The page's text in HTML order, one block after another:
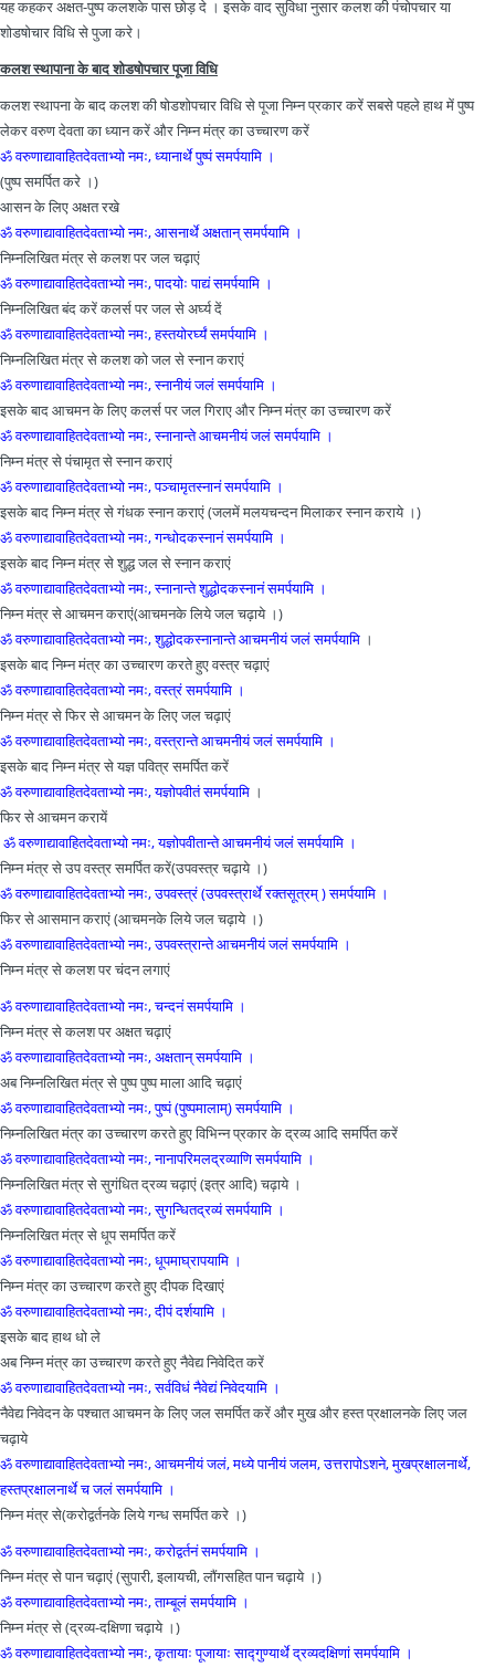
यह कहकर अक्षत-पुष्प कलशके पास छोड़ दे । इसके वाद सुविधा नुसार कलश की पंचोपचार या
शोडषोचार विधि से पुजा करे।
कलश स्थापाना के बाद शोडषोपचार पूजा विधि
कलश स्थापना के बाद कलश की षोडशोपचार विधि से पूजा निम्न प्रकार करें सबसे पहले हाथ में पुष्प
लेकर वरुण देवता का ध्यान करें और निम्न मंत्र का उच्चारण करें
ॐ वरुणाद्यावाहितदेवताभ्यो नमः, ध्यानार्थे पुष्पं समर्पयामि ।
(पुष्प समर्पित करे ।)
आसन के लिए अक्षत रखे
ॐ वरुणाद्यावाहितदेवताभ्यो नमः, आसनार्थे अक्षतान् समर्पयामि ।
निम्नलिखित मंत्र से कलश पर जल चढ़ाएं
ॐ वरुणाद्यावाहितदेवताभ्यो नमः, पादयोः पाद्यं समर्पयामि ।
निम्नलिखित बंद करें कलर्स पर जल से अर्घ्य दें
ॐ वरुणाद्यावाहितदेवताभ्यो नमः, हस्तयोरर्घ्यं समर्पयामि ।
निम्नलिखित मंत्र से कलश को जल से स्नान कराएं
ॐ वरुणाद्यावाहितदेवताभ्यो नमः, स्नानीयं जलं समर्पयामि ।
इसके बाद आचमन के लिए कलर्स पर जल गिराए और निम्न मंत्र का उच्चारण करें
ॐ वरुणाद्यावाहितदेवताभ्यो नमः, स्नानान्ते आचमनीयं जलं समर्पयामि ।
निम्न मंत्र से पंचामृत से स्नान कराएं
ॐ वरुणाद्यावाहितदेवताभ्यो नमः, पञ्चामृतस्नानं समर्पयामि ।
इसके बाद निम्न मंत्र से गंधक स्नान कराएं (जलमें मलयचन्दन मिलाकर स्नान कराये ।)
ॐ वरुणाद्यावाहितदेवताभ्यो नमः, गन्धोदकस्नानं समर्पयामि ।
इसके बाद निम्न मंत्र से शुद्ध जल से स्नान कराएं
ॐ वरुणाद्यावाहितदेवताभ्यो नमः, स्नानान्ते शुद्धोदकस्नानं समर्पयामि ।
निम्न मंत्र से आचमन कराएं(आचमनके लिये जल चढ़ाये ।)
ॐ वरुणाद्यावाहितदेवताभ्यो नमः, शुद्धोदकस्नानान्ते आचमनीयं जलं समर्पयामि ।
इसके बाद निम्न मंत्र का उच्चारण करते हुए वस्त्र चढ़ाएं
ॐ वरुणाद्यावाहितदेवताभ्यो नमः, वस्त्रं समर्पयामि ।
निम्न मंत्र से फिर से आचमन के लिए जल चढ़ाएं
ॐ वरुणाद्यावाहितदेवताभ्यो नमः, वस्त्रान्ते आचमनीयं जलं समर्पयामि ।
इसके बाद निम्न मंत्र से यज्ञ पवित्र समर्पित करें
ॐ वरुणाद्यावाहितदेवताभ्यो नमः, यज्ञोपवीतं समर्पयामि ।
फिर से आचमन करायें
ॐ वरुणाद्यावाहितदेवताभ्यो नमः, यज्ञोपवीतान्ते आचमनीयं जलं समर्पयामि ।
निम्न मंत्र से उप वस्त्र समर्पित करें(उपवस्त्र चढ़ाये ।)
ॐ वरुणाद्यावाहितदेवताभ्यो नमः, उपवस्त्रं (उपवस्त्रार्थे रक्‍तसूत्रम् ) समर्पयामि ।
फिर से आसमान कराएं (आचमनके लिये जल चढ़ाये ।)
ॐ वरुणाद्यावाहितदेवताभ्यो नमः, उपवस्त्रान्ते आचमनीयं जलं समर्पयामि ।
निम्न मंत्र से कलश पर चंदन लगाएं
ॐ वरुणाद्यावाहितदेवताभ्यो नमः, चन्दनं समर्पयामि ।
निम्न मंत्र से कलश पर अक्षत चढ़ाएं
ॐ वरुणाद्यावाहितदेवताभ्यो नमः, अक्षतान्‌ समर्पयामि ।
अब निम्नलिखित मंत्र से पुष्प पुष्प माला आदि चढ़ाएं
ॐ वरुणाद्यावाहितदेवताभ्यो नमः, पुष्पं (पुष्पमालाम्) समर्पयामि ।
निम्नलिखित मंत्र का उच्चारण करते हुए विभिन्न प्रकार के द्रव्य आदि समर्पित करें
ॐ वरुणाद्यावाहितदेवताभ्यो नमः, नानापरिमलद्रव्याणि समर्पयामि ।
निम्नलिखित मंत्र से सुगंधित द्रव्य चढ़ाएं (इत्र आदि) चढ़ाये ।
ॐ वरुणाद्यावाहितदेवताभ्यो नमः, सुगन्धितद्रव्यं समर्पयामि ।
निम्नलिखित मंत्र से धूप समर्पित करें
ॐ वरुणाद्यावाहितदेवताभ्यो नमः, धूपमाघ्रापयामि ।
निम्न मंत्र का उच्चारण करते हुए दीपक दिखाएं
ॐ वरुणाद्यावाहितदेवताभ्यो नमः, दीपं दर्शयामि ।
इसके बाद हाथ धो ले
अब निम्न मंत्र का उच्चारण करते हुए नैवेद्य निवेदित करें
ॐ वरुणाद्यावाहितदेवताभ्यो नमः, सर्वविधं नैवेद्यं निवेदयामि ।
नैवेद्य निवेदन के पश्चात आचमन के लिए जल समर्पित करें और मुख और हस्त प्रक्षालनके लिए जल
चढ़ाये
ॐ वरुणाद्यावाहितदेवताभ्यो नमः, आचमनीयं जलं, मध्ये पानीयं जलम, उत्तरापोऽशने, मुखप्रक्षालनार्थे,
हस्तप्रक्षालनार्थे च जलं समर्पयामि ।
निम्न मंत्र से(करोद्वर्तनके लिये गन्ध समर्पित करे ।)
ॐ वरुणाद्यावाहितदेवताभ्यो नमः, करोद्वर्तनं समर्पयामि ।
निम्न मंत्र से पान चढ़ाएं (सुपारी, इलायची, लौंगसहित पान चढ़ाये ।)
ॐ वरुणाद्यावाहितदेवताभ्यो नमः, ताम्बूलं समर्पयामि ।
निम्न मंत्र से (द्रव्य-दक्षिणा चढ़ाये ।)
ॐ वरुणाद्यावाहितदेवताभ्यो नमः, कृतायाः पूजायाः साद्गुण्यार्थे द्रव्यदक्षिणां समर्पयामि ।